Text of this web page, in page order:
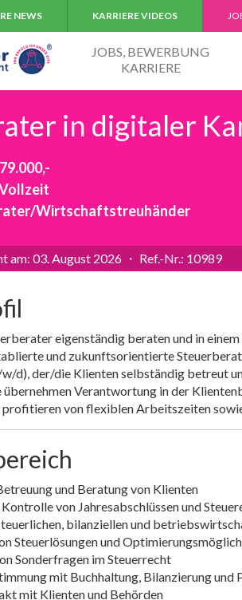
NEWS KARRIERE VIDEOS
JOBS, BEWERBUNG
KARRIERE
in digitaler
Wirtschaftstreuhänder
am: 03. August 2026 ・ Ref.-Nr.: 10989
eigenständig beraten und in
und zukunftsorientierte
d), der/die Klienten selbständig betreut
Verantwortung in der
profitieren von flexiblen Arbeitszeiten
und Beratung von Klienten
von Jahresabschlüssen und
bilanziellen und
Steuerlösungen und
Sonderfragen im Steuerrecht
mit Buchhaltung, Bilanzierung und
mit Klienten und Behörden